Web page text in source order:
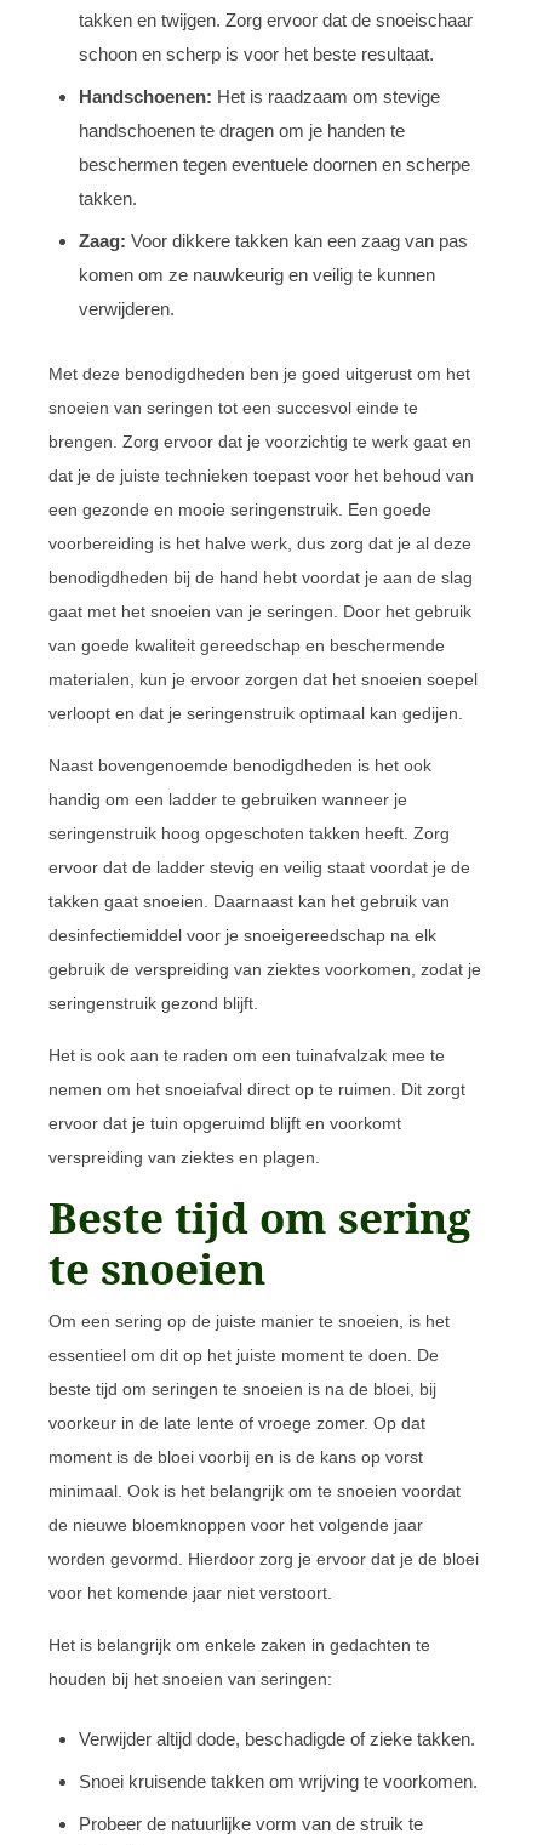
takken en twijgen. Zorg ervoor dat de snoeischaar
schoon en scherp is voor het beste resultaat.
Handschoenen: Het is raadzaam om stevige
handschoenen te dragen om je handen te
beschermen tegen eventuele doornen en scherpe
takken.
Zaag: Voor dikkere takken kan een zaag van pas
komen om ze nauwkeurig en veilig te kunnen
verwijderen.
Met deze benodigdheden ben je goed uitgerust om het
snoeien van seringen tot een succesvol einde te
brengen. Zorg ervoor dat je voorzichtig te werk gaat en
dat je de juiste technieken toepast voor het behoud van
een gezonde en mooie seringenstruik. Een goede
voorbereiding is het halve werk, dus zorg dat je al deze
benodigdheden bij de hand hebt voordat je aan de slag
gaat met het snoeien van je seringen. Door het gebruik
van goede kwaliteit gereedschap en beschermende
materialen, kun je ervoor zorgen dat het snoeien soepel
verloopt en dat je seringenstruik optimaal kan gedijen.
Naast bovengenoemde benodigdheden is het ook
handig om een ladder te gebruiken wanneer je
seringenstruik hoog opgeschoten takken heeft. Zorg
ervoor dat de ladder stevig en veilig staat voordat je de
takken gaat snoeien. Daarnaast kan het gebruik van
desinfectiemiddel voor je snoeigereedschap na elk
gebruik de verspreiding van ziektes voorkomen, zodat je
seringenstruik gezond blijft.
Het is ook aan te raden om een tuinafvalzak mee te
nemen om het snoeiafval direct op te ruimen. Dit zorgt
ervoor dat je tuin opgeruimd blijft en voorkomt
verspreiding van ziektes en plagen.
Beste tijd om sering
te snoeien
Om een sering op de juiste manier te snoeien, is het
essentieel om dit op het juiste moment te doen. De
beste tijd om seringen te snoeien is na de bloei, bij
voorkeur in de late lente of vroege zomer. Op dat
moment is de bloei voorbij en is de kans op vorst
minimaal. Ook is het belangrijk om te snoeien voordat
de nieuwe bloemknoppen voor het volgende jaar
worden gevormd. Hierdoor zorg je ervoor dat je de bloei
voor het komende jaar niet verstoort.
Het is belangrijk om enkele zaken in gedachten te
houden bij het snoeien van seringen:
Verwijder altijd dode, beschadigde of zieke takken.
Snoei kruisende takken om wrijving te voorkomen.
Probeer de natuurlijke vorm van de struik te